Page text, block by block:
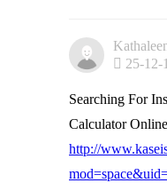
25-12-
Searching For
Calculator
http://